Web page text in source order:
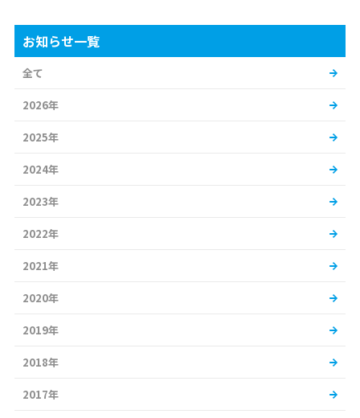
お知らせ一覧
全て
2026年
2025年
2024年
2023年
2022年
2021年
2020年
2019年
2018年
2017年